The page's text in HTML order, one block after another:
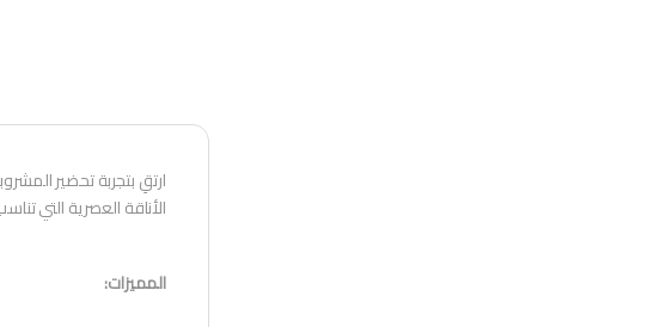
ارتقِ بتجربة تحضير
الأناقة العصرية التي
المميزات: